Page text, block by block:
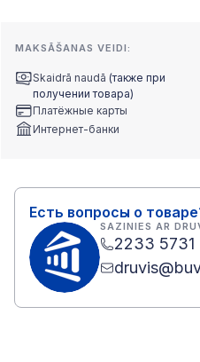
MAKSĀŠANAS VEIDI:
Skaidrā naudā (также при
получении товара)
Платёжные карты
Интернет-банки
Есть вопросы о
SAZINIES AR
2233 5731